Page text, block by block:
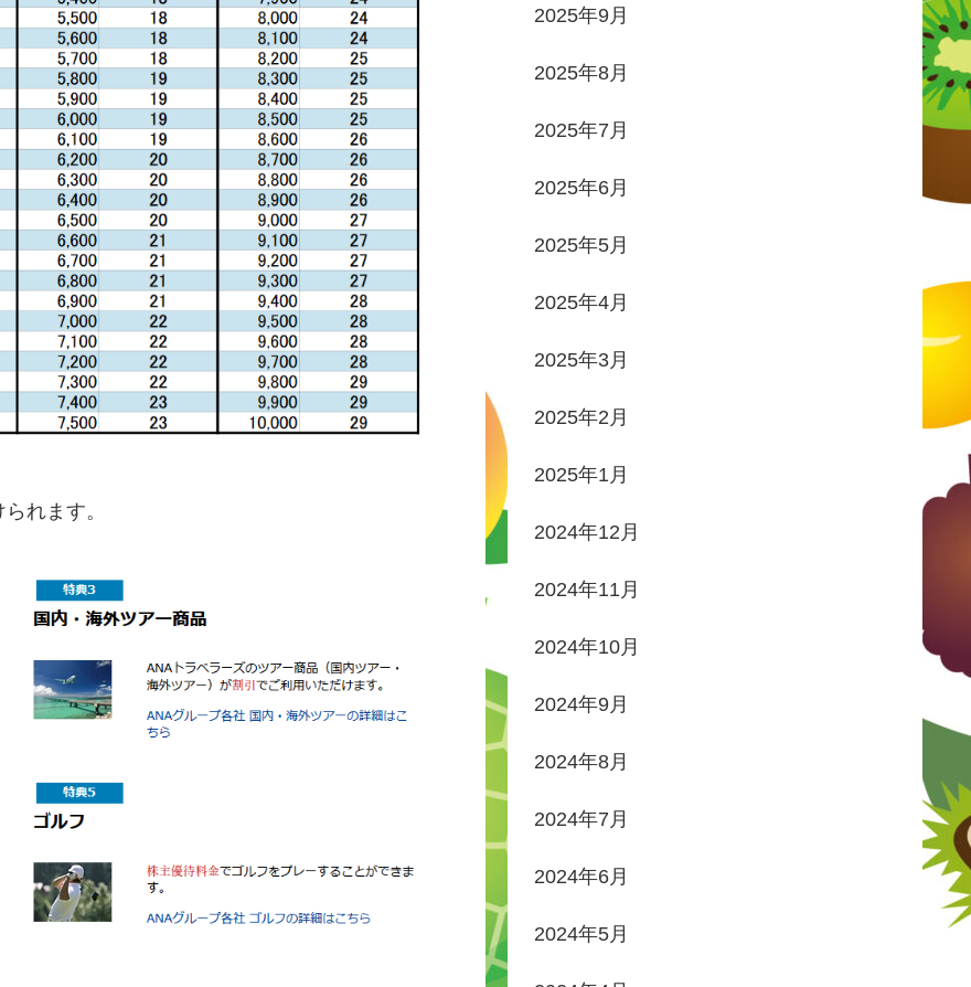
れます。
2025年9月
2025年8月
2025年7月
2025年6月
2025年5月
2025年4月
2025年3月
2025年2月
2025年1月
2024年12月
2024年11月
2024年10月
2024年9月
2024年8月
2024年7月
2024年6月
2024年5月